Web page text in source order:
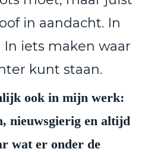
in aandacht. In
In iets maken waar
kunt staan.
ook in mijn werk:
nieuwsgierig en altijd
wat er onder de